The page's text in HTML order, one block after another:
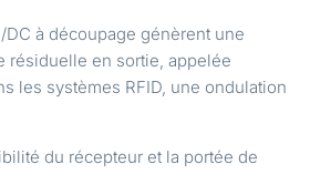
à découpage génèrent une
résiduelle en sortie, appelée
les systèmes RFID, une ondulation
du récepteur et la portée de